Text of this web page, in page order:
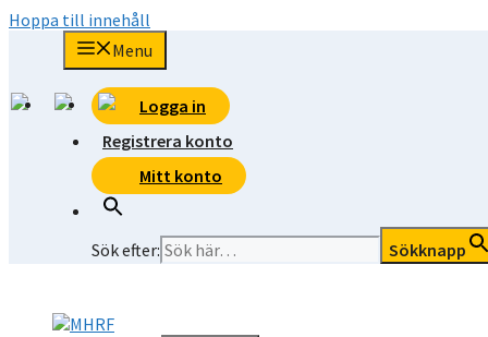
Hoppa till innehåll
Menu
Logga in
Registrera konto
Mitt konto
Sök efter: Sökknapp